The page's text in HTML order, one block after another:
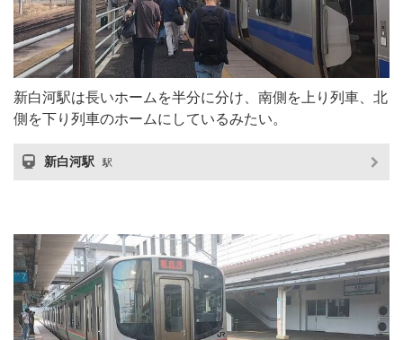
新白河駅は長いホームを半分に分け、南側を上り列車、北
側を下り列車のホームにしているみたい。
新白河駅 駅